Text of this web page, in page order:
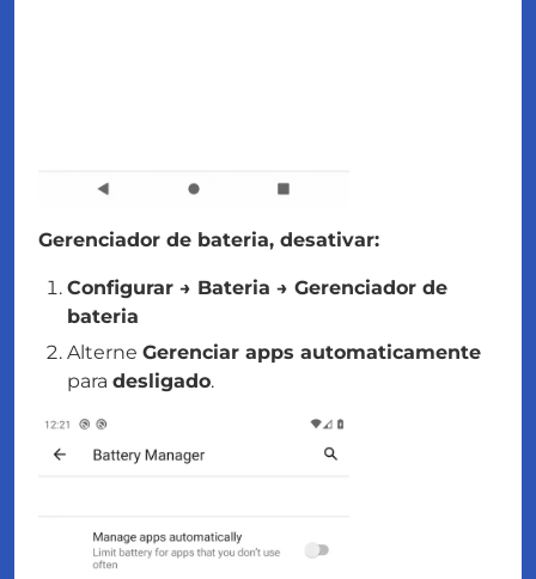
Gerenciador de bateria, desativar:
Configurar → Bateria → Gerenciador de
bateria
Alterne Gerenciar apps automaticamente
para desligado.